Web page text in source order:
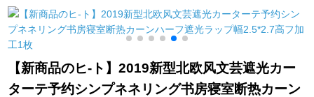
ダクトダクトダクト
ダクトダクトダクト
ダクトダクトダクト
ダクトダクトダクト
ダクトダクトダクト
ダクトダクトダクト
カーターテテン
银イオン抗菌レベ
ル・アンドゥ抗菌レ
ーク既製カートン幅
3.2メトル高2.7枚
【新商品のヒ-ト】2019新型北欧风文芸遮光カー
ターテ予约シンプネネリング书房寝室断热カーン